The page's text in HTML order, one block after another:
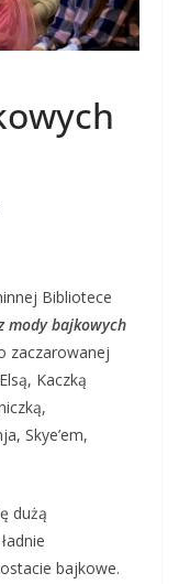
Bibliotece
mody bajkowych
zaczarowanej
Kaczką
Skye’em,
dużą
bajkowe.